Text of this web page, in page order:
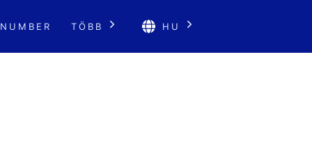
TÖBB HU